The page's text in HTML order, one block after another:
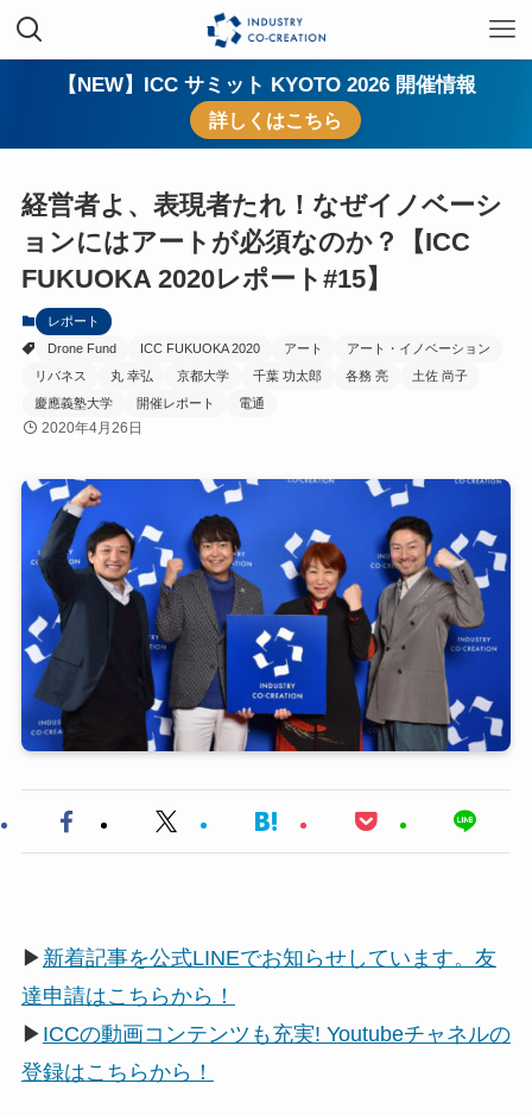
【NEW】ICC サミット KYOTO 2026 開催情報
詳しくはこちら
経営者よ、表現者たれ！なぜイノベーシ
ョンにはアートが必須なのか？【ICC
FUKUOKA 2020レポート#15】
レポート
Drone Fund
ICC FUKUOKA 2020 アート
アート・イノベーション
リバネス
丸 幸弘 京都大学 千葉 功太郎 各務 亮
土佐 尚子
慶應義塾大学
開催レポート 電通
2020年4月26日
▶ 新着記事を公式LINEでお知らせしています。友
達申請はこちらから！
▶ ICCの動画コンテンツも充実! Youtubeチャネルの
登録はこちらから！